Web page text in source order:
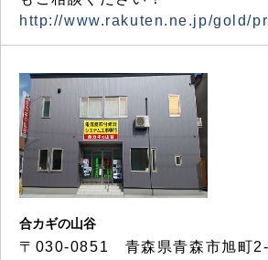
http://www.rakuten.ne.jp/gold/
合カギの山谷
〒030-0851 青森県青森市旭町